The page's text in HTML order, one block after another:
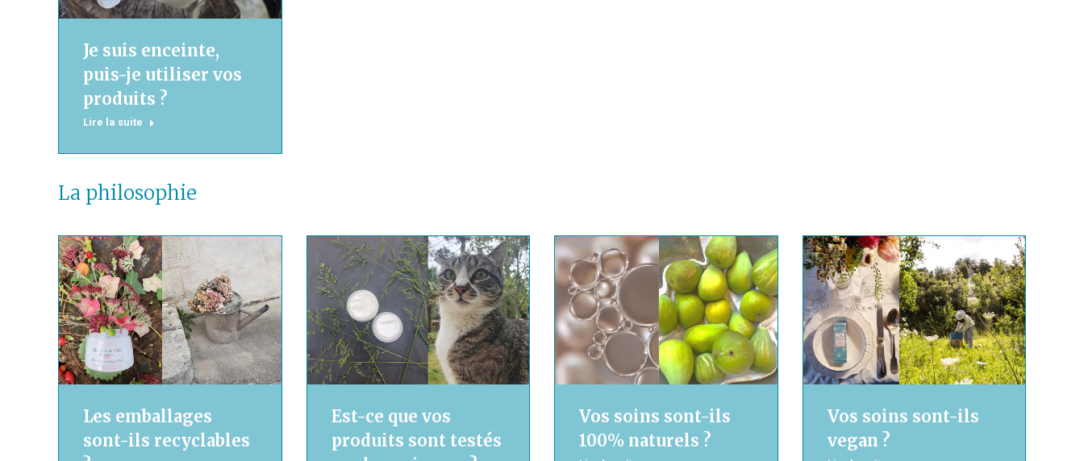
Je suis enceinte,
puis-je utiliser vos
produits ?
Lire la suite
La philosophie
Les emballages
sont-ils recyclables
Est-ce que vos
produits sont testés
Vos soins sont-ils
100% naturels ?
Vos soins sont-ils
vegan ?